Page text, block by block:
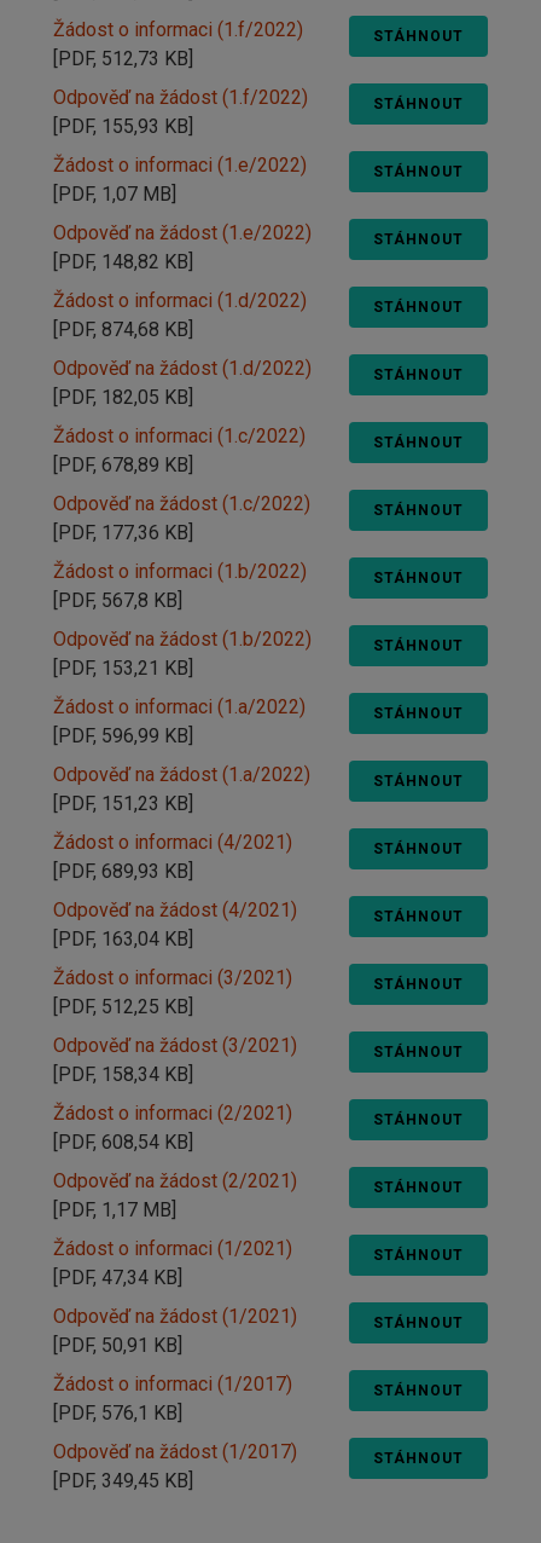
Žádost o informaci (1.f/2022)
[PDF, 512,73 KB]
STÁHNOUT
Odpověď na žádost (1.f/2022)
[PDF, 155,93 KB]
STÁHNOUT
Žádost o informaci (1.e/2022)
[PDF, 1,07 MB]
STÁHNOUT
Odpověď na žádost (1.e/2022)
[PDF, 148,82 KB]
STÁHNOUT
Žádost o informaci (1.d/2022)
[PDF, 874,68 KB]
STÁHNOUT
Odpověď na žádost (1.d/2022)
[PDF, 182,05 KB]
STÁHNOUT
Žádost o informaci (1.c/2022)
[PDF, 678,89 KB]
STÁHNOUT
Odpověď na žádost (1.c/2022)
[PDF, 177,36 KB]
STÁHNOUT
Žádost o informaci (1.b/2022)
[PDF, 567,8 KB]
STÁHNOUT
Odpověď na žádost (1.b/2022)
[PDF, 153,21 KB]
STÁHNOUT
Žádost o informaci (1.a/2022)
[PDF, 596,99 KB]
STÁHNOUT
Odpověď na žádost (1.a/2022)
[PDF, 151,23 KB]
STÁHNOUT
Žádost o informaci (4/2021)
[PDF, 689,93 KB]
STÁHNOUT
Odpověď na žádost (4/2021)
[PDF, 163,04 KB]
STÁHNOUT
Žádost o informaci (3/2021)
[PDF, 512,25 KB]
STÁHNOUT
Odpověď na žádost (3/2021)
[PDF, 158,34 KB]
STÁHNOUT
Žádost o informaci (2/2021)
[PDF, 608,54 KB]
STÁHNOUT
Odpověď na žádost (2/2021)
[PDF, 1,17 MB]
STÁHNOUT
Žádost o informaci (1/2021)
[PDF, 47,34 KB]
STÁHNOUT
Odpověď na žádost (1/2021)
[PDF, 50,91 KB]
STÁHNOUT
Žádost o informaci (1/2017)
[PDF, 576,1 KB]
STÁHNOUT
Odpověď na žádost (1/2017)
[PDF, 349,45 KB]
STÁHNOUT